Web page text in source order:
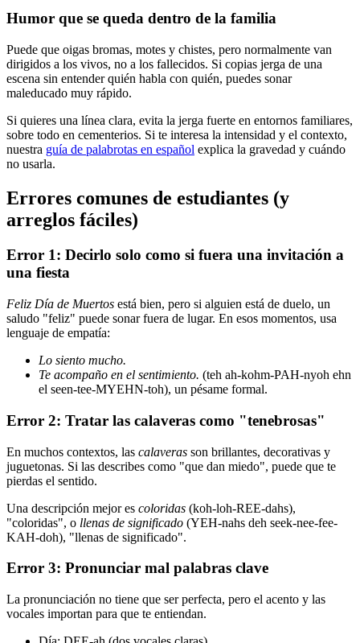
Humor que se queda dentro de la familia
Puede que oigas bromas, motes y chistes, pero normalmente van
dirigidos a los vivos, no a los fallecidos. Si copias jerga de una
escena sin entender quién habla con quién, puedes sonar
maleducado muy rápido.
Si quieres una línea clara, evita la jerga fuerte en entornos familiares,
sobre todo en cementerios. Si te interesa la intensidad y el contexto,
nuestra guía de palabrotas en español explica la gravedad y cuándo
no usarla.
Errores comunes de estudiantes (y
arreglos fáciles)
Error 1: Decirlo solo como si fuera una invitación a
una fiesta
Feliz Día de Muertos está bien, pero si alguien está de duelo, un
saludo "feliz" puede sonar fuera de lugar. En esos momentos, usa
lenguaje de empatía:
Lo siento mucho.
Te acompaño en el sentimiento. (teh ah-kohm-PAH-nyoh ehn
el seen-tee-MYEHN-toh), un pésame formal.
Error 2: Tratar las calaveras como "tenebrosas"
En muchos contextos, las calaveras son brillantes, decorativas y
juguetonas. Si las describes como "que dan miedo", puede que te
pierdas el sentido.
Una descripción mejor es coloridas (koh-loh-REE-dahs),
"coloridas", o llenas de significado (YEH-nahs deh seek-nee-fee-
KAH-doh), "llenas de significado".
Error 3: Pronunciar mal palabras clave
La pronunciación no tiene que ser perfecta, pero el acento y las
vocales importan para que te entiendan.